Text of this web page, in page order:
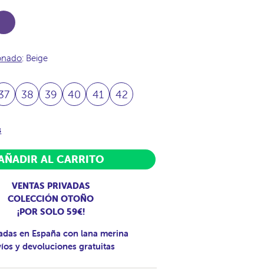
: Beige
38 39 40 41 42
AL CARRITO
VENTAS PRIVADAS
COLECCIÓN OTOÑO
¡POR SOLO 59€!
en España con lana merina
y devoluciones gratuitas